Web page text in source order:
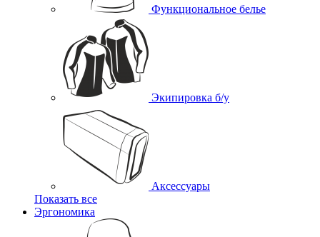
Функциональное белье
Экипировка б/у
Аксессуары
Показать все
Эргономика